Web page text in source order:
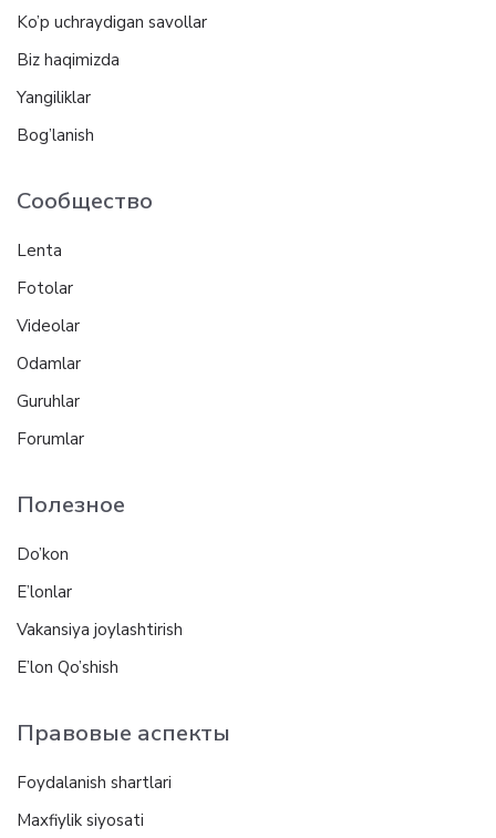
Ko’p uchraydigan savollar
Biz haqimizda
Yangiliklar
Bog’lanish
Сообщество
Lenta
Fotolar
Videolar
Odamlar
Guruhlar
Forumlar
Полезное
Do’kon
E’lonlar
Vakansiya joylashtirish
E’lon Qo’shish
Правовые аспекты
Foydalanish shartlari
Maxfiylik siyosati